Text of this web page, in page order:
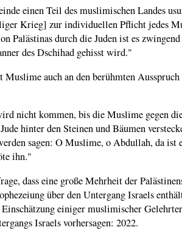
einen Teil des muslimischen Landes
Krieg] zur individuellen Pflicht jedes
Palästinas durch die Juden ist es zwingend
des Dschihad gehisst wird."
Muslime auch an den berühmten Ausspruch
nicht kommen, bis die Muslime gegen
hinter den Steinen und Bäumen
sagen: O Muslime, o Abdullah, da ist
ihn."
dass eine große Mehrheit der
über den Untergang Israels
einiger muslimischer
Israels vorhersagen: 2022.